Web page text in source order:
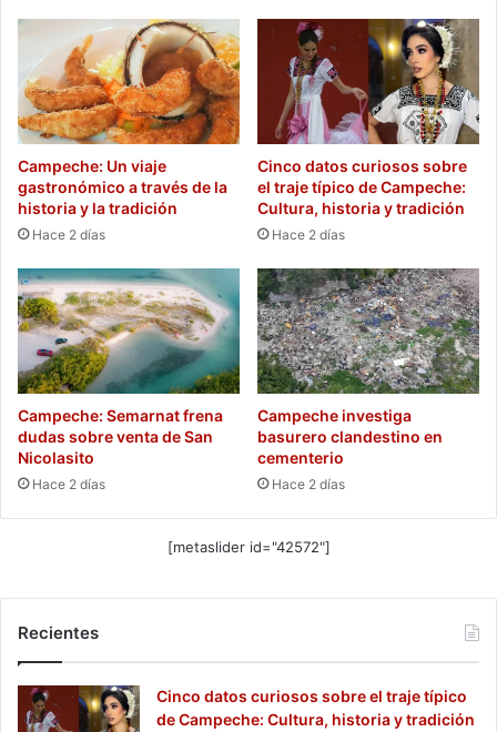
Campeche: Un viaje
gastronómico a través de la
historia y la tradición
Hace 2 días
Cinco datos curiosos sobre
el traje típico de Campeche:
Cultura, historia y tradición
Hace 2 días
Campeche: Semarnat frena
dudas sobre venta de San
Nicolasito
Hace 2 días
Campeche investiga
basurero clandestino en
cementerio
Hace 2 días
[metaslider id="42572"]
Recientes
Cinco datos curiosos sobre el traje típico
de Campeche: Cultura, historia y tradición